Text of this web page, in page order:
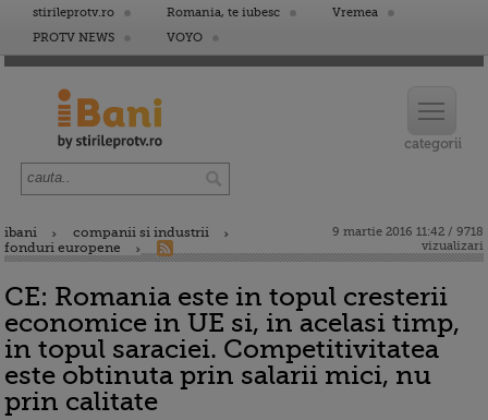
stirileprotv.ro Romania, te iubesc
Vremea
PROTV NEWS
VOYO
ibani
companii si industrii
fonduri europene
9 martie 2016 11:42 / 9718
vizualizari
CE: Romania este in topul cresterii
economice in UE si, in acelasi timp,
in topul saraciei. Competitivitatea
este obtinuta prin salarii mici, nu
prin calitate